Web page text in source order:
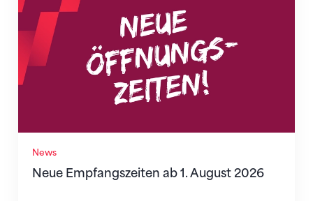
News
Neue Empfangszeiten ab 1. August 2026